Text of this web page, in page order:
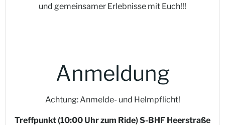
und gemeinsamer Erlebnisse mit Euch!!!
Anmeldung
Achtung: Anmelde- und Helmpflicht!
Treffpunkt (10:00 Uhr zum Ride) S-BHF Heerstraße